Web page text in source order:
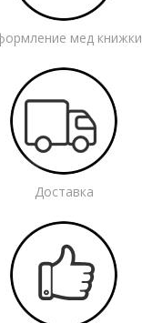
мед книжки
Доставка